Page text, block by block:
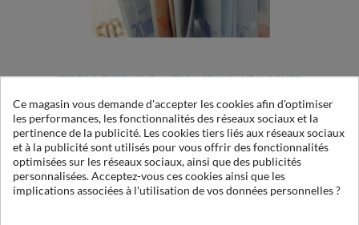
IT'S TOO EXPENSIVE ! LET'S NOT SUM UP A DRYER
Ce magasin vous demande d'accepter les cookies afin d'optimiser
les performances, les fonctionnalités des réseaux sociaux et la
pertinence de la publicité. Les cookies tiers liés aux réseaux sociaux
et à la publicité sont utilisés pour vous offrir des fonctionnalités
optimisées sur les réseaux sociaux, ainsi que des publicités
personnalisées. Acceptez-vous ces cookies ainsi que les
implications associées à l'utilisation de vos données personnelles ?